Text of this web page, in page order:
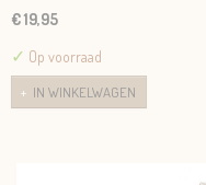
€ 19,95
✓ Op voorraad
IN WINKELWAGEN